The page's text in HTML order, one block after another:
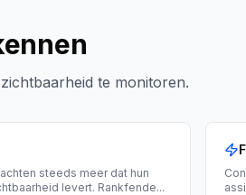
te monitoren.
steeds meer dat hun
levert. Rankfende...